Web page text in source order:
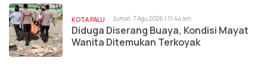
KOTA PALU Jumat, 7 Agu 2026 | 11:44 am
Diduga Diserang Buaya, Kondisi Mayat
Wanita Ditemukan Terkoyak